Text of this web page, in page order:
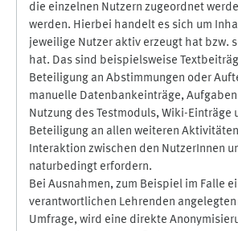
die einzelnen Nutzern zugeordnet
werden. Hierbei handelt es sich um
jeweilige Nutzer aktiv erzeugt hat bzw.
hat. Das sind beispielsweise
Beteiligung an Abstimmungen oder
manuelle Datenbankeinträge,
Nutzung des Testmoduls, Wiki-Einträge
Beteiligung an allen weiteren
Interaktion zwischen den NutzerInnen
naturbedingt erfordern.
Bei Ausnahmen, zum Beispiel im Falle
verantwortlichen Lehrenden angelegten
Umfrage, wird eine direkte